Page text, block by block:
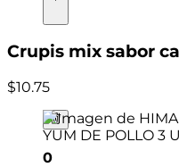
Crupis mix sabor
$10.75
0